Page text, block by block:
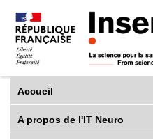
Accueil
A propos de l'IT Neuro